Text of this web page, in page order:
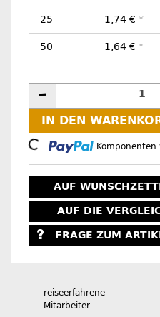
25 1,74 € *
50 1,64 € *
IN DEN
Loading... Komponenten
AUF
AUF DIE
FRAGE ZUM
reiseerfahrene
Mitarbeiter